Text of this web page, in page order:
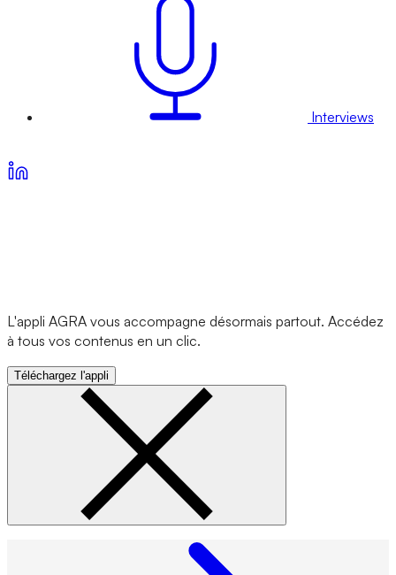
Interviews
L'appli AGRA vous accompagne désormais partout. Accédez
à tous vos contenus en un clic.
Téléchargez l'appli